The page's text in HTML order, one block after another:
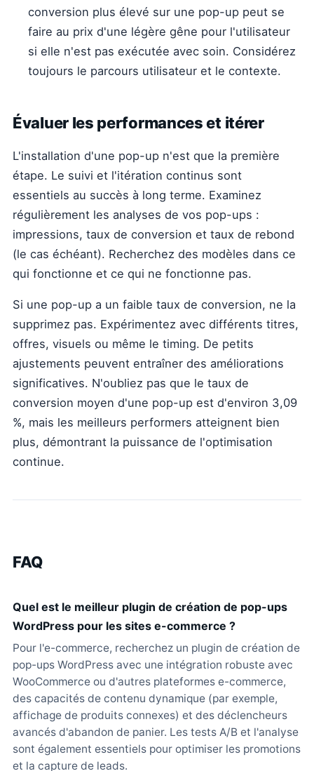
conversion plus élevé sur une pop-up peut se
faire au prix d'une légère gêne pour l'utilisateur
si elle n'est pas exécutée avec soin. Considérez
toujours le parcours utilisateur et le contexte.
Évaluer les performances et itérer
L'installation d'une pop-up n'est que la première
étape. Le suivi et l'itération continus sont
essentiels au succès à long terme. Examinez
régulièrement les analyses de vos pop-ups :
impressions, taux de conversion et taux de rebond
(le cas échéant). Recherchez des modèles dans ce
qui fonctionne et ce qui ne fonctionne pas.
Si une pop-up a un faible taux de conversion, ne la
supprimez pas. Expérimentez avec différents titres,
offres, visuels ou même le timing. De petits
ajustements peuvent entraîner des améliorations
significatives. N'oubliez pas que le taux de
conversion moyen d'une pop-up est d'environ 3,09
%, mais les meilleurs performers atteignent bien
plus, démontrant la puissance de l'optimisation
continue.
FAQ
Quel est le meilleur plugin de création de pop-ups
WordPress pour les sites e-commerce ?
Pour l'e-commerce, recherchez un plugin de création de
pop-ups WordPress avec une intégration robuste avec
WooCommerce ou d'autres plateformes e-commerce,
des capacités de contenu dynamique (par exemple,
affichage de produits connexes) et des déclencheurs
avancés d'abandon de panier. Les tests A/B et l'analyse
sont également essentiels pour optimiser les promotions
et la capture de leads.